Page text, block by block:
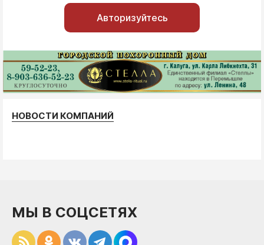
Авторизуйтесь
НОВОСТИ КОМПАНИЙ
МЫ В СОЦСЕТЯХ